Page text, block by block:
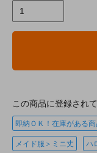
この商品に登録され
即納ＯＫ！在庫がある商
メイド服＞ミニ丈 ハ